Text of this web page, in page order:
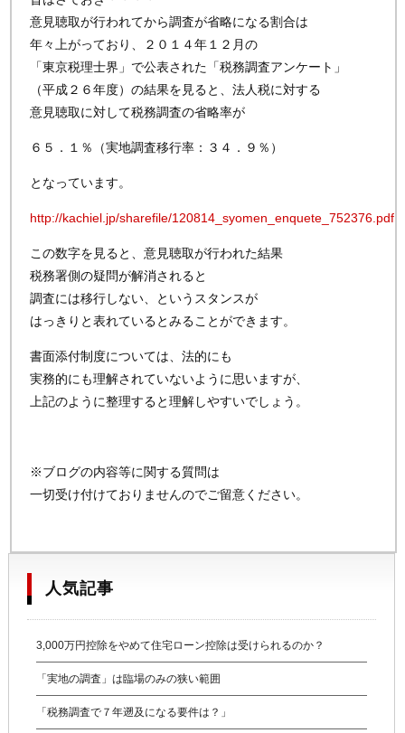
意見聴取が行われてから調査が省略になる割合は
年々上がっており、２０１４年１２月の
「東京税理士界」で公表された「税務調査アンケート」
（平成２６年度）の結果を見ると、法人税に対する
意見聴取に対して税務調査の省略率が
６５．１％（実地調査移行率：３４．９％）
となっています。
http://kachiel.jp/sharefile/120814_syomen_enquete_752376.pdf
この数字を見ると、意見聴取が行われた結果
税務署側の疑問が解消されると
調査には移行しない、というスタンスが
はっきりと表れているとみることができます。
書面添付制度については、法的にも
実務的にも理解されていないように思いますが、
上記のように整理すると理解しやすいでしょう。
※ブログの内容等に関する質問は
一切受け付けておりませんのでご留意ください。
人気記事
3,000万円控除をやめて住宅ローン控除は受けられるのか？
「実地の調査」は臨場のみの狭い範囲
「税務調査で７年遡及になる要件は？」